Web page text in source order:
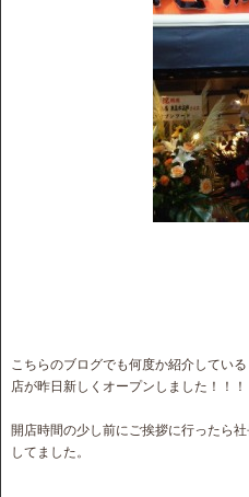
こちらのブログでも何度か紹介してい
店が昨日新しくオープンしました！！！
開店時間の少し前にご挨拶に行ったら
してました。